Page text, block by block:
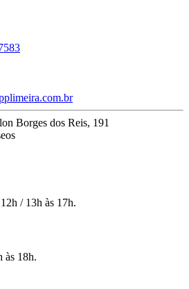
Borges dos Reis, 191
/ 13h às 17h.
às 18h.